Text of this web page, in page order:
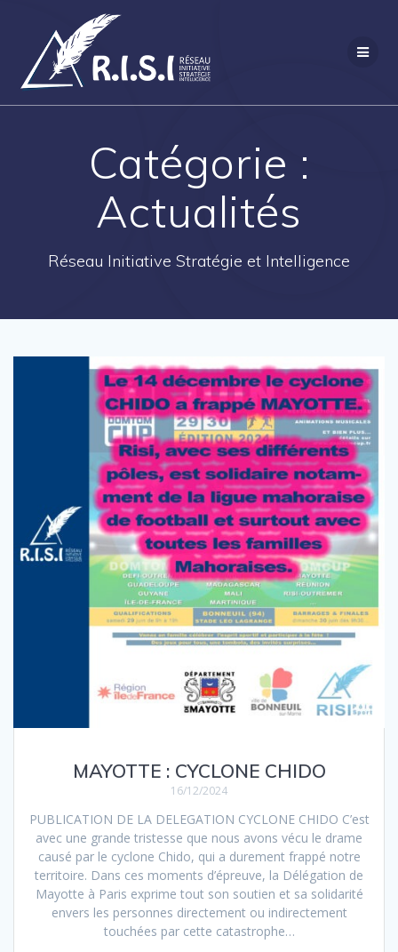
Catégorie :
Actualités
Réseau Initiative Stratégie et Intelligence
MAYOTTE : CYCLONE CHIDO
16/12/2024
PUBLICATION DE LA DELEGATION CYCLONE CHIDO C’est
avec une grande tristesse que nous avons vécu le drame
causé par le cyclone Chido, qui a durement frappé notre
territoire. Dans ces moments d’épreuve, la Délégation de
Mayotte à Paris exprime tout son soutien et sa solidarité
envers les personnes directement ou indirectement
touchées par cette catastrophe…